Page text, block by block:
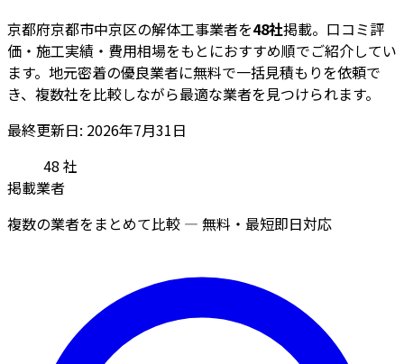
京都府京都市中京区の解体工事業者を48社掲載。口コミ評
価・施工実績・費用相場をもとにおすすめ順でご紹介してい
ます。地元密着の優良業者に無料で一括見積もりを依頼で
き、複数社を比較しながら最適な業者を見つけられます。
最終更新日: 2026年7月31日
48 社
掲載業者
複数の業者をまとめて比較 — 無料・最短即日対応